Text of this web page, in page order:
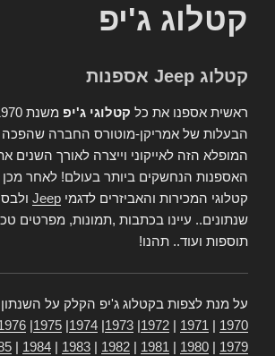
קטלוג ג'יפ
קטלוג Jeep אספנות
ראשית אספנו את כל קטלוגי ג'יפ
הבעלות של אמריקן-מוטורס החברה
המופלא הזה לאייקוני וייצרה לאורך השנים
האספנות הנחשקים ביותר בעולם! לאחר מכן
קטלוגי המכירות והאביזרים לדגמי Jeep
שנתונים.. עיינו בכתבות ,תמונות, מפרטים
תוספות ועוד.. תהנו!
על מנת לצפות בקטלוג ג'יפ הקלק על
1970
1971
1972
1973
1974
1975
1979
1980
1981
1982
1983
1984